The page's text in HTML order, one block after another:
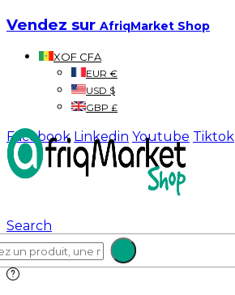
Vendez sur AfriqMarket Shop
XOF CFA
EUR €
USD $
GBP £
Facebook Linkedin Youtube Tiktok
Search